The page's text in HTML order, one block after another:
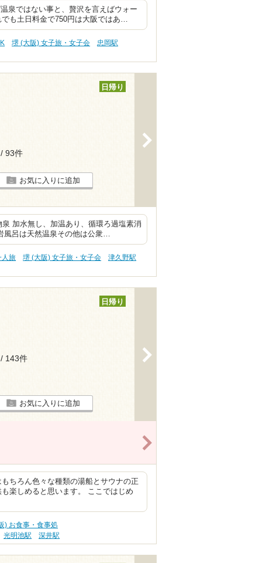
泉ではない事と、贅沢を言えばウォー
も土日料金で750円は大阪ではあ…
堺 (大阪) 女子旅・女子会
忠岡駅
日帰り
/ 93件
お気に入りに追加
加水無し、加温あり、循環ろ過塩素消
風呂は天然温泉その他は公衆…
人旅 堺 (大阪) 女子旅・女子会
津久野駅
日帰り
/ 143件
お気に入りに追加
ちろん色々な種類の湯船とサウナの正
楽しめると思います。 ここではじめ
) お食事・食事処
光明池駅 深井駅